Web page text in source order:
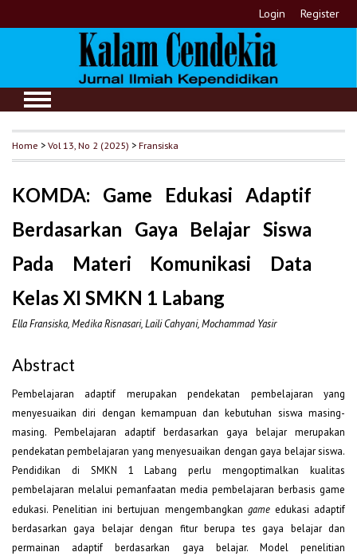
Login Register
Home >Vol 13, No 2 (2025) >Fransiska
KOMDA: Game Edukasi Adaptif
Berdasarkan Gaya Belajar Siswa
Pada Materi Komunikasi Data
Kelas XI SMKN 1 Labang
Ella Fransiska, Medika Risnasari, Laili Cahyani, Mochammad Yasir
Abstract
Pembelajaran adaptif merupakan pendekatan pembelajaran yang
menyesuaikan diri dengan kemampuan dan kebutuhan siswa masing-
masing. Pembelajaran adaptif berdasarkan gaya belajar merupakan
pendekatan pembelajaran yang menyesuaikan dengan gaya belajar siswa.
Pendidikan di SMKN 1 Labang perlu mengoptimalkan kualitas
pembelajaran melalui pemanfaatan media pembelajaran berbasis game
edukasi. Penelitian ini bertujuan mengembangkan gameedukasi adaptif
berdasarkan gaya belajar dengan fitur berupa tes gaya belajar dan
permainan adaptif berdasarkan gaya belajar. Model penelitian